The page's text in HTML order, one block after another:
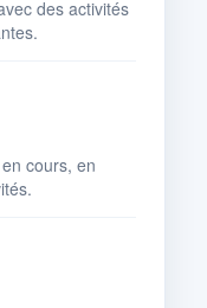
des activités
cours, en